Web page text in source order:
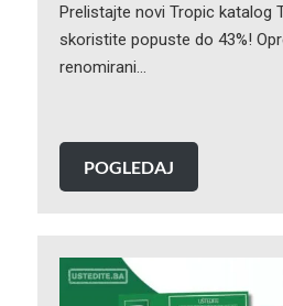
Prelistajte novi Tropic katalog
skoristite popuste do 43%!
renomirani…
POGLEDAJ